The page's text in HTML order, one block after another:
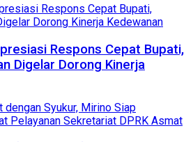
Respons Cepat Bupati,
Digelar Dorong Kinerja